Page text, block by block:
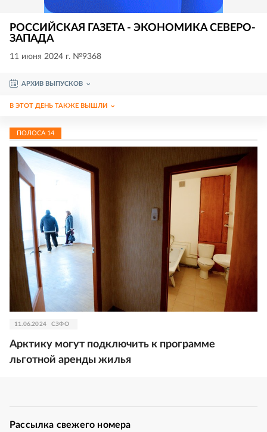
РОССИЙСКАЯ ГАЗЕТА - ЭКОНОМИКА СЕВЕРО-
ЗАПАДА
11 июня 2024 г. №9368
АРХИВ ВЫПУСКОВ
В ЭТОТ ДЕНЬ ТАКЖЕ ВЫШЛИ
ПОЛОСА 14
11.06.2024 СЗФО
Арктику могут подключить к программе
льготной аренды жилья
Рассылка свежего номера